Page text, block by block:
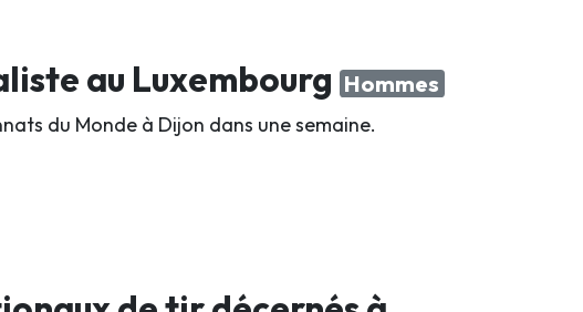
au Luxembourg Hommes
du Monde à Dijon dans une semaine.